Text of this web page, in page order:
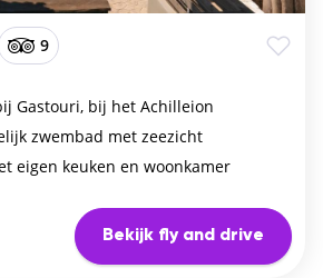
9
Gastouri, bij het Achilleion
zwembad met zeezicht
eigen keuken en woonkamer
Bekijk fly and drive